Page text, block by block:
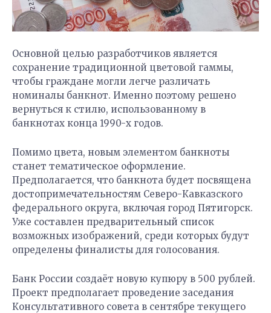
Основной целью разработчиков является
сохранение традиционной цветовой гаммы,
чтобы граждане могли легче различать
номиналы банкнот. Именно поэтому решено
вернуться к стилю, использованному в
банкнотах конца 1990-х годов.
Помимо цвета, новым элементом банкноты
станет тематическое оформление.
Предполагается, что банкнота будет посвящена
достопримечательностям Северо-Кавказского
федерального округа, включая город Пятигорск.
Уже составлен предварительный список
возможных изображений, среди которых будут
определены финалисты для голосования.
Банк России создаёт новую купюру в 500 рублей.
Проект предполагает проведение заседания
Консультативного совета в сентябре текущего